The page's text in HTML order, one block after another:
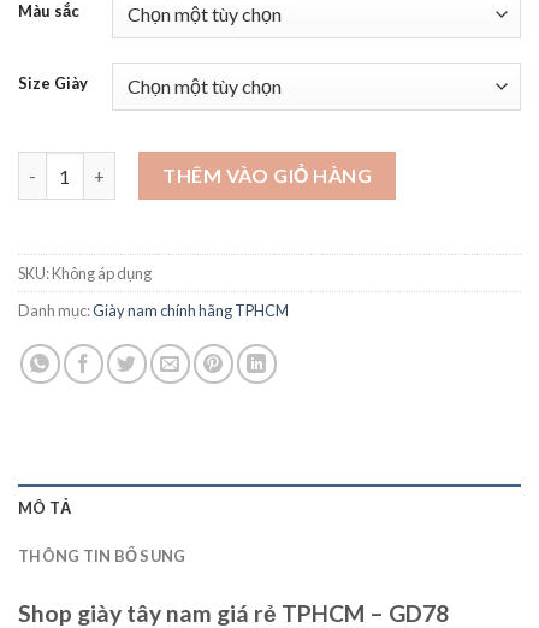
Màu sắc
Size Giày
Shop giày tây nam giá rẻ TPHCM - GD78 số lượng
THÊM VÀO GIỎ HÀNG
SKU:Không áp dụng
Danh mục:Giày nam chính hãng TPHCM
MÔ TẢ
THÔNG TIN BỔ SUNG
Shop giày tây nam giá rẻ TPHCM – GD78